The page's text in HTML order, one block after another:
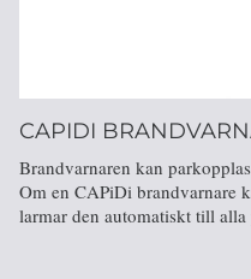
CAPIDI
Brandvarnaren kan
Om en CAPiDi brandvarnare
larmar den automatiskt till